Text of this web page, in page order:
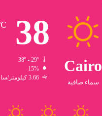
Cairo
سماء صافية
38
15%
3.66 كيلومتر/ساعة